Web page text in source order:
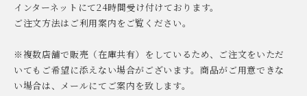
インターネットにて24時間受け付けております。
ご注文方法はご利用案内をご覧ください。
※複数店舗で販売（在庫共有）をしているため、ご注文をいただ
いてもご希望に添えない場合がございます。商品がご用意できな
い場合は、メールにてご案内を致します。